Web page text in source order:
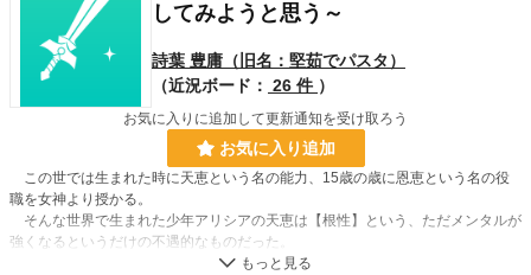
してみようと思う～
詩葉 豊庸（旧名：堅茹でパスタ）
（近況ボード： 26 件 ）
お気に入りに追加して更新通知を受け取ろう
お気に入り追加
この世では生まれた時に天恵という名の能力、15歳の歳に恩恵という名の役
職を女神より授かる。
そんな世界で生まれた少年アリシアの天恵は【根性】という、ただメンタルが
強くなるというだけの不遇的なものだった。
周りからバカにされ続け、恩恵授与式の時こそはと意気込むが、得た恩恵は